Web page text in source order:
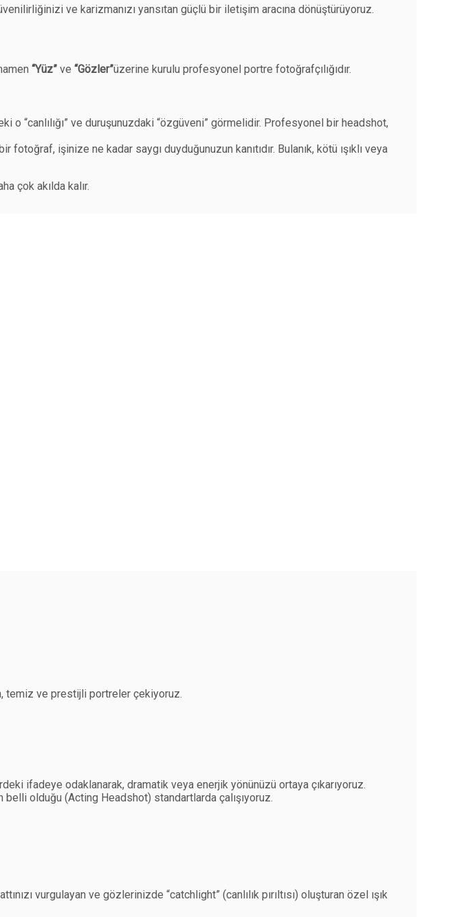
ve karizmanızı yansıtan güçlü bir iletişim aracına dönüştürüyoruz.
“Yüz” ve “Gözler”üzerine kurulu profesyonel portre fotoğrafçılığıdır.
o “canlılığı” ve duruşunuzdaki “özgüveni” görmelidir. Profesyonel bir headshot,
işinize ne kadar saygı duyduğunuzun kanıtıdır. Bulanık, kötü ışıklı veya
çok akılda kalır.
temiz ve prestijli portreler çekiyoruz.
ifadeye odaklanarak, dramatik veya enerjik yönünüzü ortaya çıkarıyoruz.
olduğu (Acting Headshot) standartlarda çalışıyoruz.
vurgulayan ve gözlerinizde “catchlight” (canlılık pırıltısı) oluşturan özel ışık